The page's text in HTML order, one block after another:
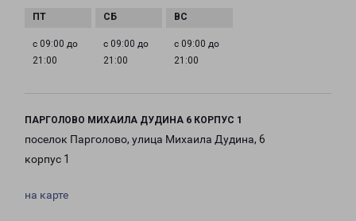
с 09:00 до
21:00
с 09:00 до
21:00
с 09:00 до
21:00
ПАРГОЛОВО МИХАИЛА ДУДИНА 6 КОРПУС 1
поселок Парголово, улица Михаила Дудина, 6
корпус 1
на карте